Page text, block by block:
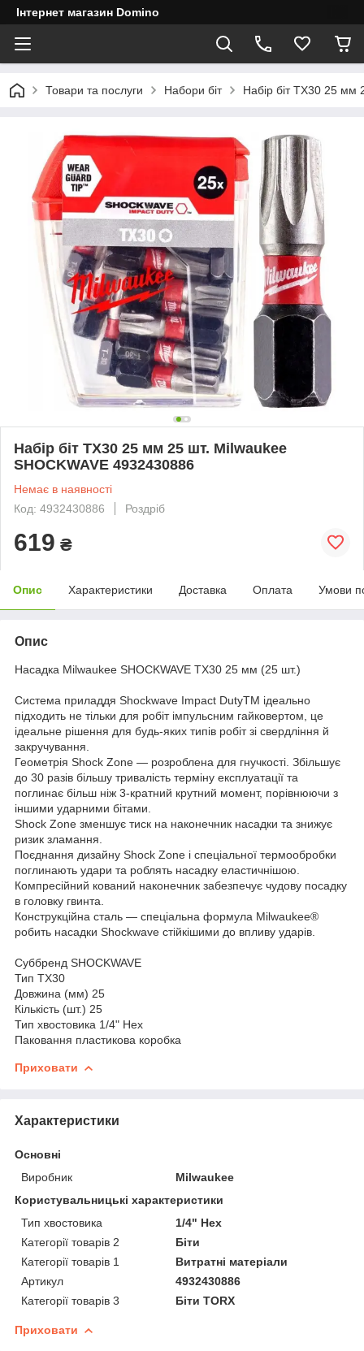
Інтернет магазин Domino
Товари та послуги Набори біт Набір біт TX30 25 мм
Набір біт TX30 25 мм 25 шт. Milwaukee
SHOCKWAVE 4932430886
Немає в наявності
Код: 4932430886
Роздріб
619 ₴
Опис Характеристики Доставка Оплата Умови
Опис
Насадка Milwaukee SHOCKWAVE TX30 25 мм (25 шт.)
Система приладдя Shockwave Impact DutyTM ідеально
підходить не тільки для робіт імпульсним гайковертом, це
ідеальне рішення для будь-яких типів робіт зі свердління й
закручування.
Геометрія Shock Zone — розроблена для гнучкості. Збільшує
до 30 разів більшу тривалість терміну експлуатації та
поглинає більш ніж 3-кратний крутний момент, порівнюючи з
іншими ударними бітами.
Shock Zone зменшує тиск на наконечник насадки та знижує
ризик зламання.
Поєднання дизайну Shock Zone і спеціальної термообробки
поглинають удари та роблять насадку еластичнішою.
Компресійний кований наконечник забезпечує чудову посадку
в головку гвинта.
Конструкційна сталь — спеціальна формула Milwaukee®
робить насадки Shockwave стійкішими до впливу ударів.
Суббренд SHOCKWAVE
Тип TX30
Довжина (мм) 25
Кількість (шт.) 25
Тип хвостовика 1/4" Hex
Паковання пластикова коробка
Приховати
Характеристики
Основні
Виробник
Milwaukee
Користувальницькі характеристики
Тип хвостовика
1/4" Hex
Категорії товарів 2
Біти
Категорії товарів 1
Витратні матеріали
Артикул
4932430886
Категорії товарів 3
Біти TORX
Приховати